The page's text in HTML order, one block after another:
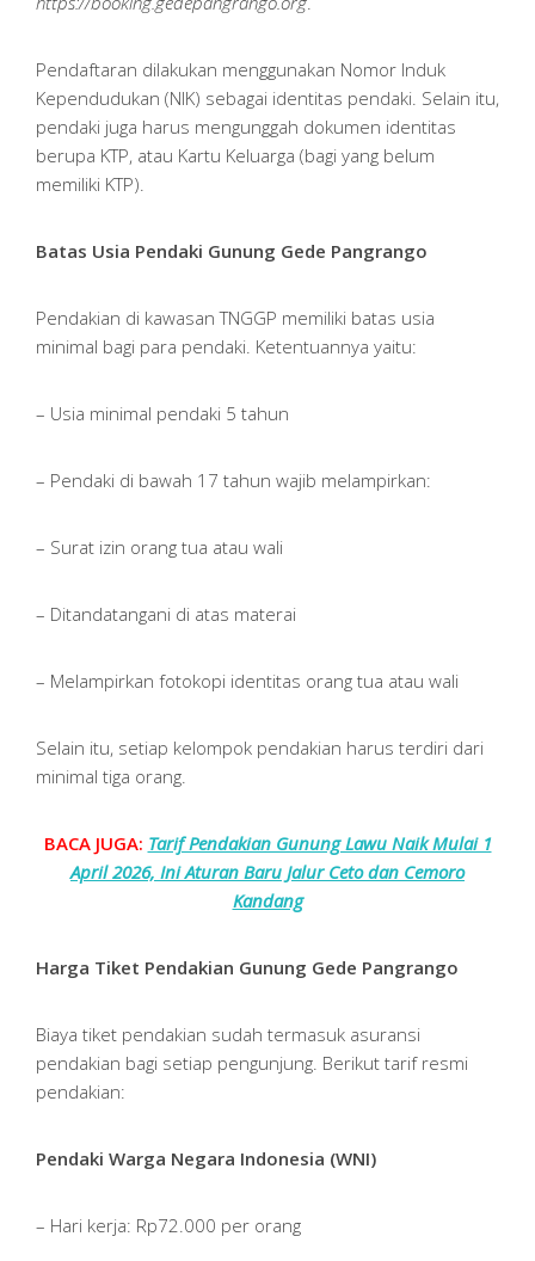
Pendaftaran dilakukan menggunakan Nomor Induk
Kependudukan (NIK) sebagai identitas pendaki. Selain itu,
pendaki juga harus mengunggah dokumen identitas
berupa KTP, atau Kartu Keluarga (bagi yang belum
memiliki KTP).
Batas Usia Pendaki Gunung Gede Pangrango
Pendakian di kawasan TNGGP memiliki batas usia
minimal bagi para pendaki. Ketentuannya yaitu:
– Usia minimal pendaki 5 tahun
– Pendaki di bawah 17 tahun wajib melampirkan:
– Surat izin orang tua atau wali
– Ditandatangani di atas materai
– Melampirkan fotokopi identitas orang tua atau wali
Selain itu, setiap kelompok pendakian harus terdiri dari
minimal tiga orang.
BACA JUGA: Tarif Pendakian Gunung Lawu Naik Mulai 1
April 2026, Ini Aturan Baru Jalur Ceto dan Cemoro
Kandang
Harga Tiket Pendakian Gunung Gede Pangrango
Biaya tiket pendakian sudah termasuk asuransi
pendakian bagi setiap pengunjung. Berikut tarif resmi
pendakian:
Pendaki Warga Negara Indonesia (WNI)
– Hari kerja: Rp72.000 per orang